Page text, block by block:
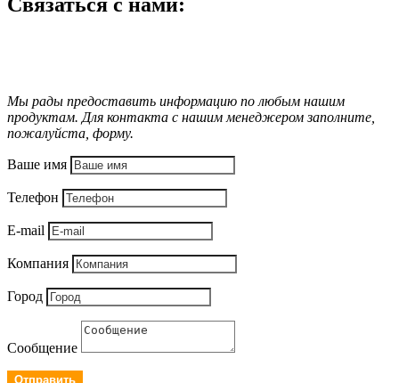
Связаться с нами:
Мы рады предоставить информацию по любым нашим
продуктам. Для контакта с нашим менеджером заполните,
пожалуйста, форму.
Ваше имя
Телефон
E-mail
Компания
Город
Сообщение
Отправить